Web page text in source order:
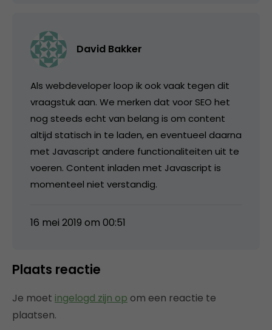
David Bakker
Als webdeveloper loop ik ook vaak tegen dit
vraagstuk aan. We merken dat voor SEO het
nog steeds echt van belang is om content
altijd statisch in te laden, en eventueel daarna
met Javascript andere functionaliteiten uit te
voeren. Content inladen met Javascript is
momenteel niet verstandig.
16 mei 2019 om 00:51
Plaats reactie
Je moet ingelogd zijn op om een reactie te
plaatsen.